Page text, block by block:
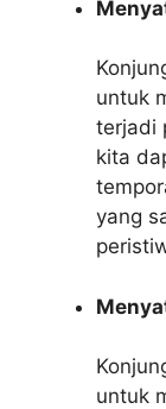
untuk
terjadi
kita
yang
untuk